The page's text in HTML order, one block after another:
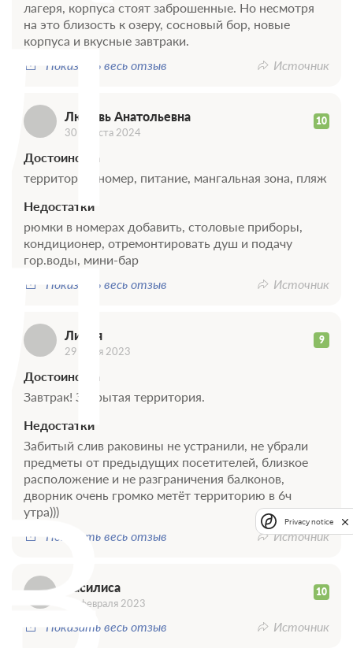
лагеря, корпуса стоят заброшенные. Но несмотря
на это близость к озеру, сосновый бор, новые
корпуса и вкусные завтраки.
Показать весь отзыв
Источник
Любовь Анатольевна 10
30 августа 2024
Достоинства
территория, номер, питание, мангальная зона, пляж
Недостатки
рюмки в номерах добавить, столовые приборы,
кондиционер, отремонтировать душ и подачу
гор.воды, мини-бар
Показать весь отзыв
Источник
Лилия 9
29 июня 2023
Достоинства
Завтрак! Закрытая территория.
Недостатки
Забитый слив раковины не устранили, не убрали
предметы от предыдущих посетителей, близкое
расположение и не разграничения балконов,
дворник очень громко метёт территорию в 6ч
утра)))
Показать весь отзыв
Источник
Василиса 10
03 февраля 2023
Показать весь отзыв Источник
Privacy notice